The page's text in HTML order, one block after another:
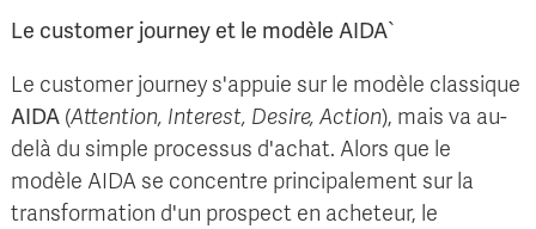
Le customer journey et le modèle AIDA`
Le customer journey s'appuie sur le modèle classique
AIDA (Attention, Interest, Desire, Action), mais va au-
delà du simple processus d'achat. Alors que le
modèle AIDA se concentre principalement sur la
transformation d'un prospect en acheteur, le